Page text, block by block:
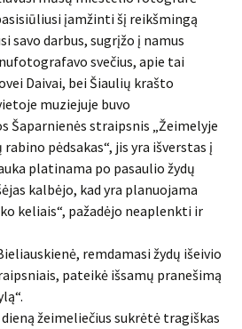
įamžinti šį reikšmingą
savo darbus, sugrįžo į namus
svečius, apie tai
Daivai, bei Šiaulių krašto
muziejuje buvo
Šaparnienės straipsnis „Žeimelyje
pėdsakas“, jis yra išverstas į
platinama po pasaulio žydų
kalbėjo, kad yra planuojama
keliais“, pažadėjo neaplenkti ir
remdamasi žydų išeivio
pateikė išsamų pranešimą
žeimeliečius sukrėtė tragiškas